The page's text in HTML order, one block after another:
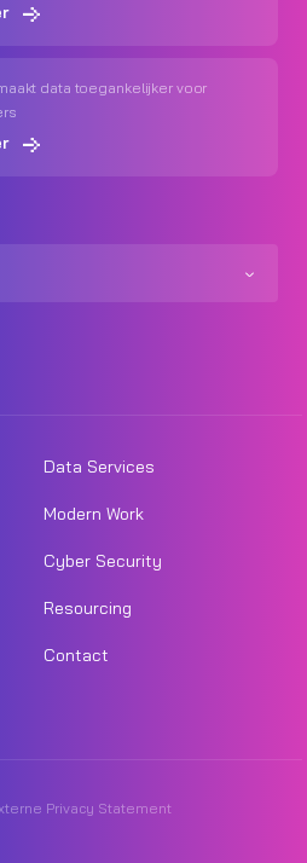
data toegankelijker voor
Data Services
Modern Work
Cyber Security
Resourcing
Contact
Privacy Statement